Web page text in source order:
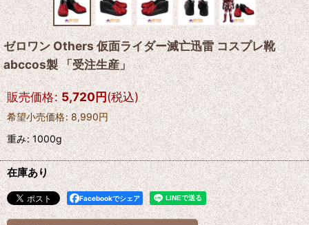
ゼロワン Others 仮面ライダー滅亡迅雷 コスプレ靴
abccos製 「受注生産」
販売価格: 5,720円(税込)
希望小売価格: 8,990円
重み:1000g
在庫あり
Facebookでシェア